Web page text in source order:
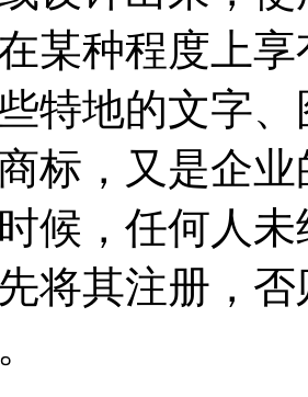
某种程度上
特地的文字
标，又是企
候，任何人
将其注册，